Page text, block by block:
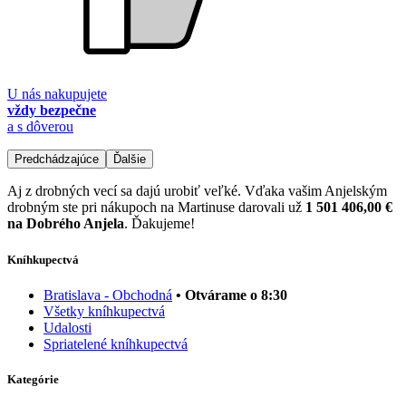
U nás nakupujete
vždy bezpečne
a s dôverou
Predchádzajúce Ďalšie
Aj z drobných vecí sa dajú urobiť veľké. Vďaka vašim Anjelským
drobným ste pri nákupoch na Martinuse darovali už 1 501 406,00 €
na Dobrého Anjela. Ďakujeme!
Kníhkupectvá
Bratislava - Obchodná • Otvárame o 8:30
Všetky kníhkupectvá
Udalosti
Spriatelené kníhkupectvá
Kategórie